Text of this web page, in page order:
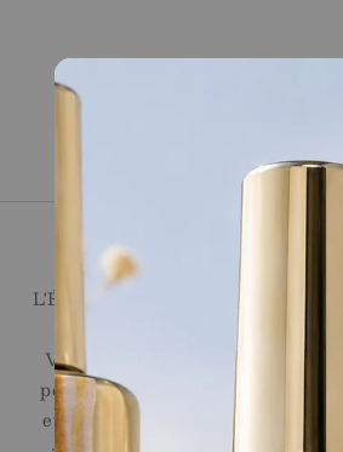
Ecole de
L'École de l'Ongle réunit un
onglerie et une boutique en
Valais. Nous proposons des
pour les débutantes, les
et les professionnelles